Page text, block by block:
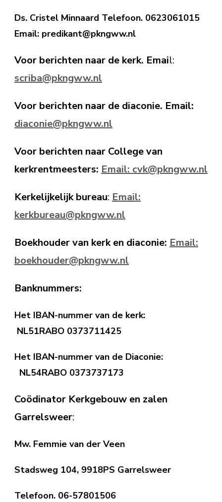
Ds. Cristel Minnaard Telefoon. 0623061015
Email: predikant@pkngww.nl
Voor berichten naar de kerk. Email:
scriba@pkngww.nl
Voor berichten naar de diaconie. Email:
diaconie@pkngww.nl
Voor berichten naar College van
kerkrentmeesters: Email: cvk@pkngww.nl
Kerkelijkelijk bureau: Email:
kerkbureau@pkngww.nl
Boekhouder van kerk en diaconie: Email:
boekhouder@pkngww.nl
Banknummers:
Het IBAN-nummer van de kerk:
NL51RABO 0373711425
Het IBAN-nummer van de Diaconie:
NL54RABO 0373737173
Coödinator Kerkgebouw en zalen
Garrelsweer:
Mw. Femmie van der Veen
Stadsweg 104, 9918PS Garrelsweer
Telefoon. 06-57801506